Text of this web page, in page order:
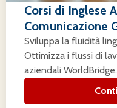
Corsi di Inglese
Comunicazione
Sviluppa la fluidità
Ottimizza i flussi di
aziendali WorldBridge.